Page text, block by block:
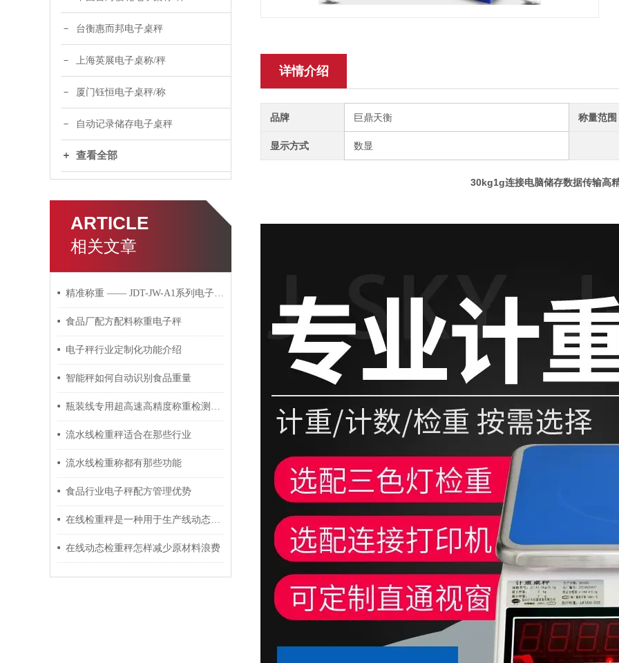
台衡惠而邦电子桌秤
上海英展电子桌称/秤
厦门钰恒电子桌秤/称
自动记录储存电子桌秤
查看全部
ARTICLE
相关文章
精准称重 —— JDT-JW-A1系列电子桌秤
食品厂配方配料称重电子秤
电子秤行业定制化功能介绍
智能秤如何自动识别食品重量
瓶装线专用超高速高精度称重检测皮带秤
流水线检重秤适合在那些行业
流水线检重称都有那些功能
食品行业电子秤配方管理优势
在线检重秤是一种用于生产线动态称重的自动化设备
在线动态检重秤怎样减少原材料浪费
详情介绍
品牌 巨鼎天衡 称量范围
显示方式 数显
30kg1g连接电脑储存数据传输高